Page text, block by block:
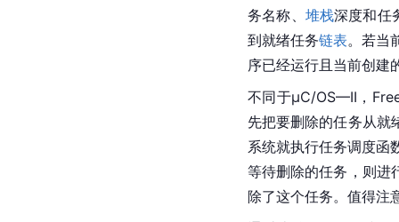
务名称、 堆栈深度和任
到就绪任务链表。若当
序已经运行且当前创建
不同于μC/OS—II，
先把要删除的任务从就
系统就执行任务调度函
等待删除的任务，则进
除了这个任务。值得注